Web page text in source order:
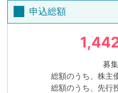
申込総額
募
総額のうち、株主
総額のうち、先行